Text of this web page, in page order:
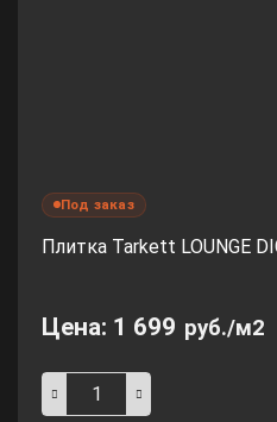
Под заказ
Плитка Tarkett LOUNGE
Цена: 1 699 руб./м2